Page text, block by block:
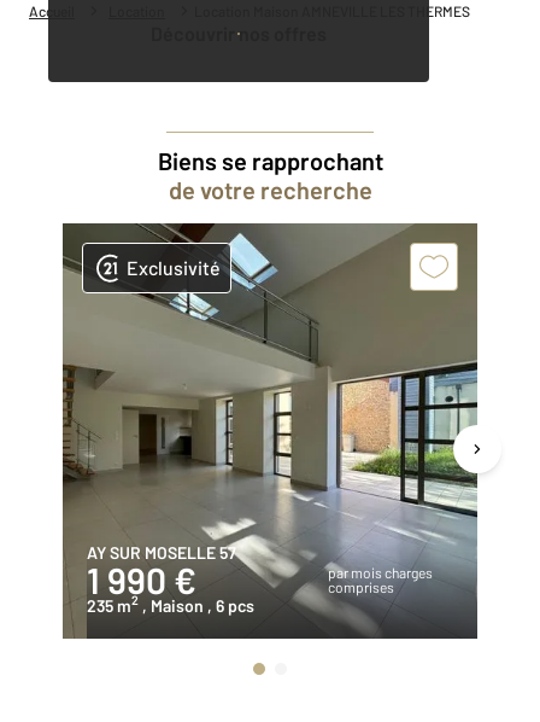
Accueil Location Maison AMNEVILLE LES THERMES
Découvrir nos offres
Biens se rapprochant
de votre recherche
Exclusivité
AY SUR MOSELLE 57
1 990 €
par mois charges
comprises
235 m2 , Maison , 6 pcs